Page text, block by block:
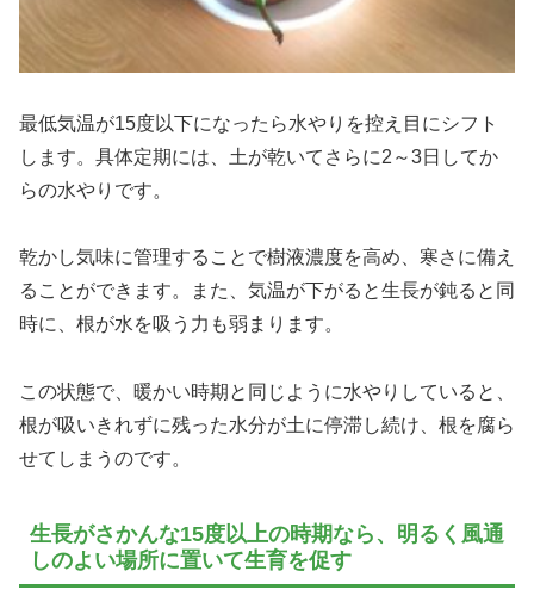
最低気温が15度以下になったら水やりを控え目にシフト
します。具体定期には、土が乾いてさらに2～3日してか
らの水やりです。
乾かし気味に管理することで樹液濃度を高め、寒さに備え
ることができます。また、気温が下がると生長が鈍ると同
時に、根が水を吸う力も弱まります。
この状態で、暖かい時期と同じように水やりしていると、
根が吸いきれずに残った水分が土に停滞し続け、根を腐ら
せてしまうのです。
生長がさかんな15度以上の時期なら、明るく風通
しのよい場所に置いて生育を促す